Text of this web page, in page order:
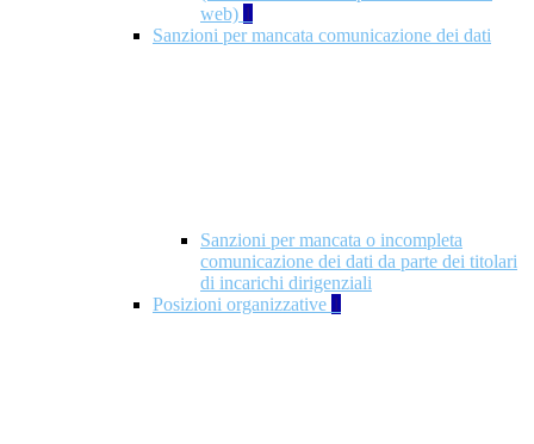
web) 1
Sanzioni per mancata comunicazione dei dati
Sanzioni per mancata o incompleta
comunicazione dei dati da parte dei titolari
di incarichi dirigenziali
Posizioni organizzative 1